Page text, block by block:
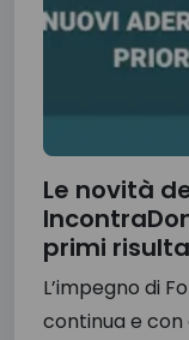
Le novità
primi
L’impegno di
continua e con